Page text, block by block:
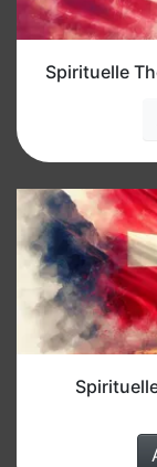
Spirituelle